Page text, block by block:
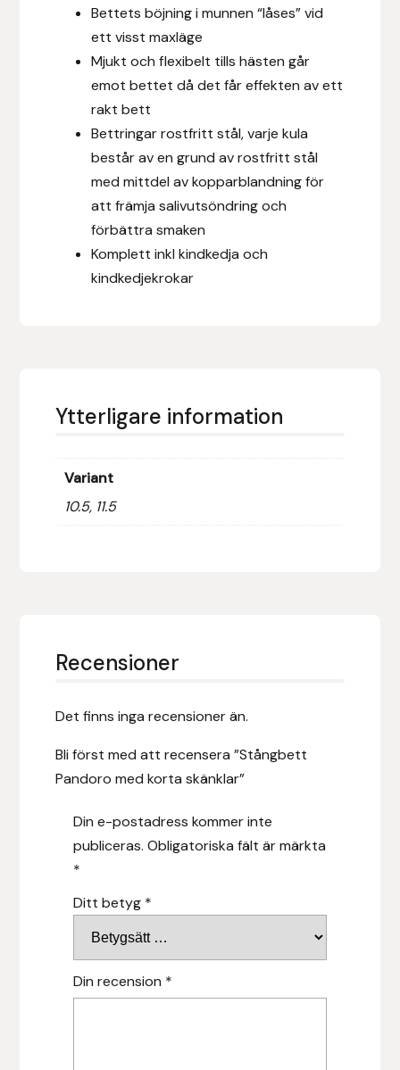
Bettets böjning i munnen “låses” vid
ett visst maxläge
Mjukt och flexibelt tills hästen går
emot bettet då det får effekten av ett
rakt bett
Bettringar rostfritt stål, varje kula
består av en grund av rostfritt stål
med mittdel av kopparblandning för
att främja salivutsöndring och
förbättra smaken
Komplett inkl kindkedja och
kindkedjekrokar
Ytterligare information
Variant
10.5, 11.5
Recensioner
Det finns inga recensioner än.
Bli först med att recensera ”Stångbett
Pandoro med korta skänklar”
Din e-postadress kommer inte
publiceras. Obligatoriska fält är märkta
*
Ditt betyg *
Din recension *
Furminator
Globus Sport
HRÍMNIR
Iceland Pet
Islandshästspecialisten
J&S Saddlery
Karlslund
Klisterdekaler.se